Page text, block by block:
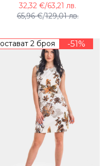
65,96 €/129,01 лв.
32,32 €/63,21 лв.
остават 2 броя -51%